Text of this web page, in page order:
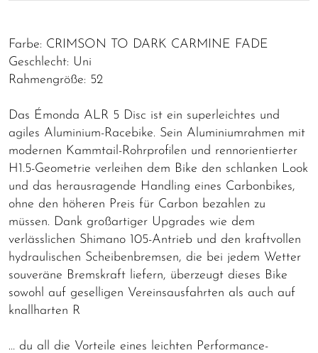
Farbe: CRIMSON TO DARK CARMINE FADE
Geschlecht: Uni
Rahmengröße: 52
Das Émonda ALR 5 Disc ist ein superleichtes und
agiles Aluminium-Racebike. Sein Aluminiumrahmen mit
modernen Kammtail-Rohrprofilen und rennorientierter
H1.5-Geometrie verleihen dem Bike den schlanken Look
und das herausragende Handling eines Carbonbikes,
ohne den höheren Preis für Carbon bezahlen zu
müssen. Dank großartiger Upgrades wie dem
verlässlichen Shimano 105-Antrieb und den kraftvollen
hydraulischen Scheibenbremsen, die bei jedem Wetter
souveräne Bremskraft liefern, überzeugt dieses Bike
sowohl auf geselligen Vereinsausfahrten als auch auf
knallharten R
… du all die Vorteile eines leichten Performance-